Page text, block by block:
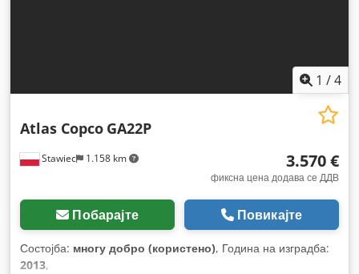
1 /4
Stawiec 1.158 km
Atlas Copco GA22P
3.570 €
фиксна цена додава се ДДВ
Побарајте Повикајте
Состојба: многу добро (користено), Година на изградба:
2013,